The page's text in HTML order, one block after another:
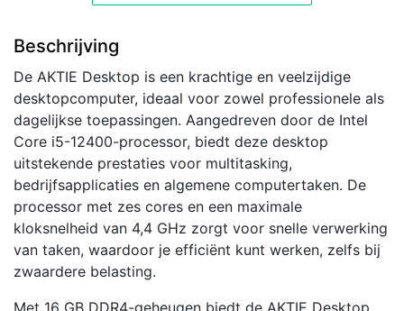
Beschrijving
De AKTIE Desktop is een krachtige en veelzijdige
desktopcomputer, ideaal voor zowel professionele als
dagelijkse toepassingen. Aangedreven door de Intel
Core i5-12400-processor, biedt deze desktop
uitstekende prestaties voor multitasking,
bedrijfsapplicaties en algemene computertaken. De
processor met zes cores en een maximale
kloksnelheid van 4,4 GHz zorgt voor snelle verwerking
van taken, waardoor je efficiënt kunt werken, zelfs bij
zwaardere belasting.